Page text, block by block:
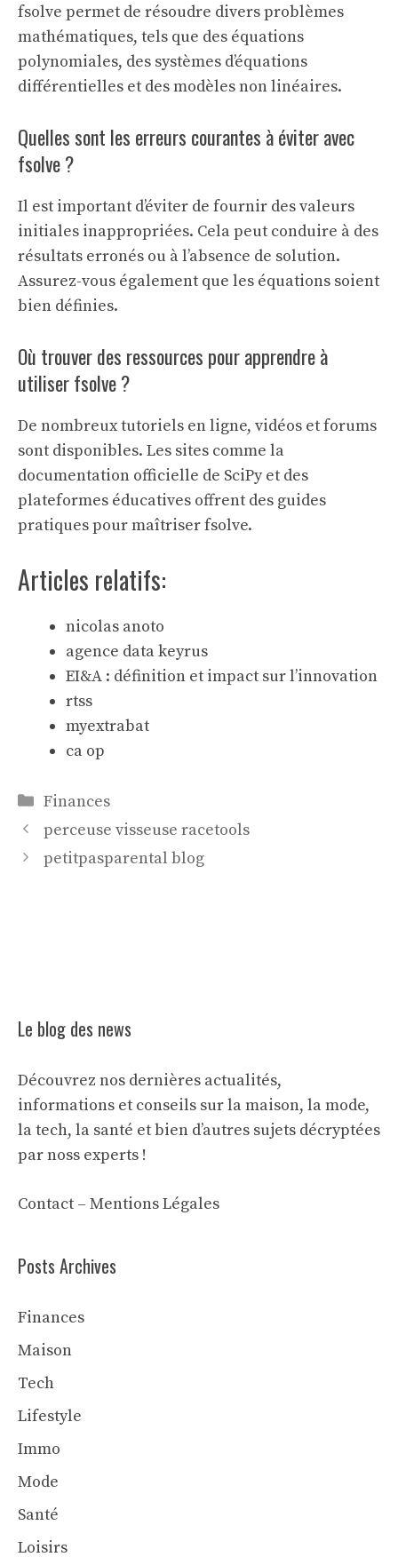
fsolve permet de résoudre divers problèmes
mathématiques, tels que des équations
polynomiales, des systèmes d’équations
différentielles et des modèles non linéaires.
Quelles sont les erreurs courantes à éviter avec
fsolve ?
Il est important d’éviter de fournir des valeurs
initiales inappropriées. Cela peut conduire à des
résultats erronés ou à l’absence de solution.
Assurez-vous également que les équations soient
bien définies.
Où trouver des ressources pour apprendre à
utiliser fsolve ?
De nombreux tutoriels en ligne, vidéos et forums
sont disponibles. Les sites comme la
documentation officielle de SciPy et des
plateformes éducatives offrent des guides
pratiques pour maîtriser fsolve.
Articles relatifs:
nicolas anoto
agence data keyrus
EI&A : définition et impact sur l’innovation
rtss
myextrabat
ca op
Catégories
Finances
perceuse visseuse racetools
petitpasparental blog
Le blog des news
Découvrez nos dernières actualités,
informations et conseils sur la maison, la mode,
la tech, la santé et bien d’autres sujets décryptées
par noss experts !
Contact – Mentions Légales
Posts Archives
Finances
Maison
Tech
Lifestyle
Immo
Mode
Santé
Loisirs